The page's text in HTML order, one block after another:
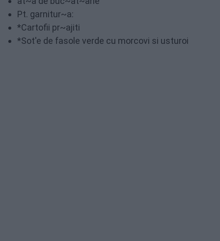
Pt. garnitur~a:
*Cartofii pr~ajiti
*Sot'e de fasole verde cu morcovi si usturoi